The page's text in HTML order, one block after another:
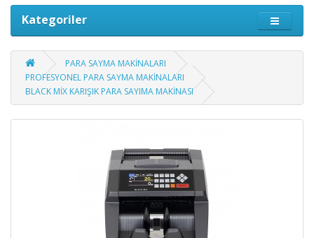
Kategoriler
PARA SAYMA MAKİNALARI
PROFESYONEL PARA SAYMA MAKİNALARI
BLACK MİX KARIŞIK PARA SAYIMA MAKİNASI